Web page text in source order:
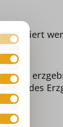
platziert
für
des